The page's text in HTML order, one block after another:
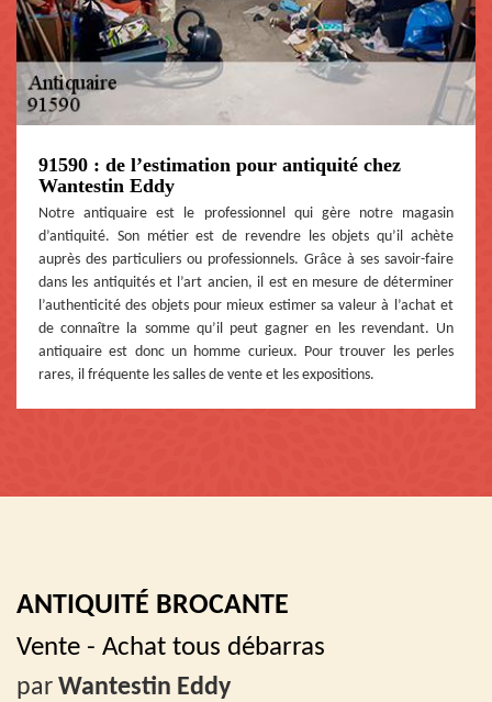
91590 : de l’estimation pour antiquité chez
Wantestin Eddy
Notre antiquaire est le professionnel qui gère notre magasin
d’antiquité. Son métier est de revendre les objets qu’il achète
auprès des particuliers ou professionnels. Grâce à ses savoir-faire
dans les antiquités et l’art ancien, il est en mesure de déterminer
l’authenticité des objets pour mieux estimer sa valeur à l’achat et
de connaître la somme qu’il peut gagner en les revendant. Un
antiquaire est donc un homme curieux. Pour trouver les perles
rares, il fréquente les salles de vente et les expositions.
ANTIQUITÉ BROCANTE
Vente - Achat tous débarras
par Wantestin Eddy